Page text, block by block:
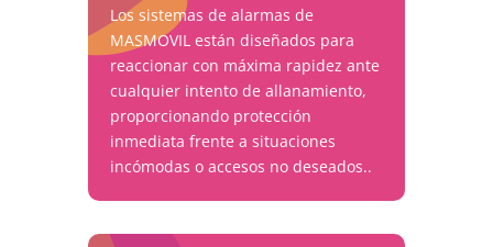
Los sistemas de alarmas de
MASMOVIL están diseñados para
reaccionar con máxima rapidez ante
cualquier intento de allanamiento,
proporcionando protección
inmediata frente a situaciones
incómodas o accesos no deseados..